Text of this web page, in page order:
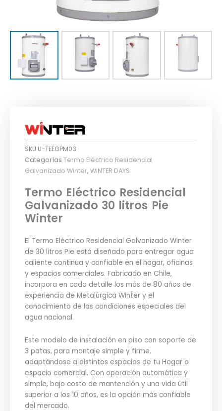
SKU U-TEEGPM03
Categorías Termo Eléctrico Residencial
Galvanizado Winter, WINTER DAYS
Termo Eléctrico Residencial
Galvanizado 30 litros Pie
Winter
El Termo Eléctrico Residencial Galvanizado Winter
de 30 litros Pie está diseñado para entregar agua
caliente continua y confiable en el hogar, oficinas
y espacios comerciales. Fabricado en Chile,
incorpora en cada detalle los más de 80 años de
experiencia de Metalúrgica Winter y el
conocimiento de las condiciones especiales del
agua nacional.
Este modelo de instalación en piso con soporte de
3 patas, para montaje simple y firme,
adaptándose a distintos espacios de tu Hogar o
espacio comercial. Con operación automática y
simple, bajo costo de mantención y una vida útil
superior a los 10 años, es la opción más confiable
del mercado.